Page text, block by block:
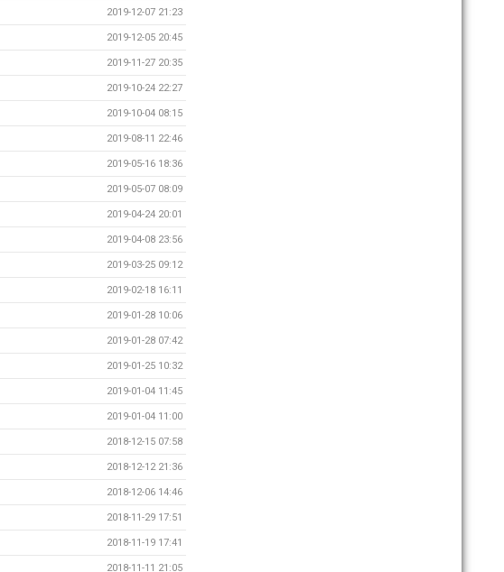
2019-12-07 21:23
2019-12-05 20:45
2019-11-27 20:35
2019-10-24 22:27
2019-10-04 08:15
2019-08-11 22:46
2019-05-16 18:36
2019-05-07 08:09
2019-04-24 20:01
2019-04-08 23:56
2019-03-25 09:12
2019-02-18 16:11
2019-01-28 10:06
2019-01-28 07:42
2019-01-25 10:32
2019-01-04 11:45
2019-01-04 11:00
2018-12-15 07:58
2018-12-12 21:36
2018-12-06 14:46
2018-11-29 17:51
2018-11-19 17:41
2018-11-11 21:05